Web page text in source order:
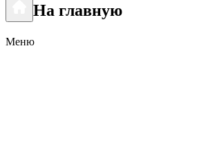
На главную
Меню